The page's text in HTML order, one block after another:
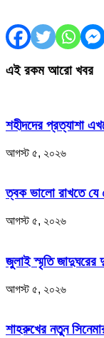
এই রকম আরো খবর
শহীদদের প্রত্যাশা
আগস্ট ৫, ২০২৬
ত্বক ভালো রাখতে যে
আগস্ট ৫, ২০২৬
জুলাই স্মৃতি জাদুঘরের
আগস্ট ৫, ২০২৬
শাহরুখের নতুন